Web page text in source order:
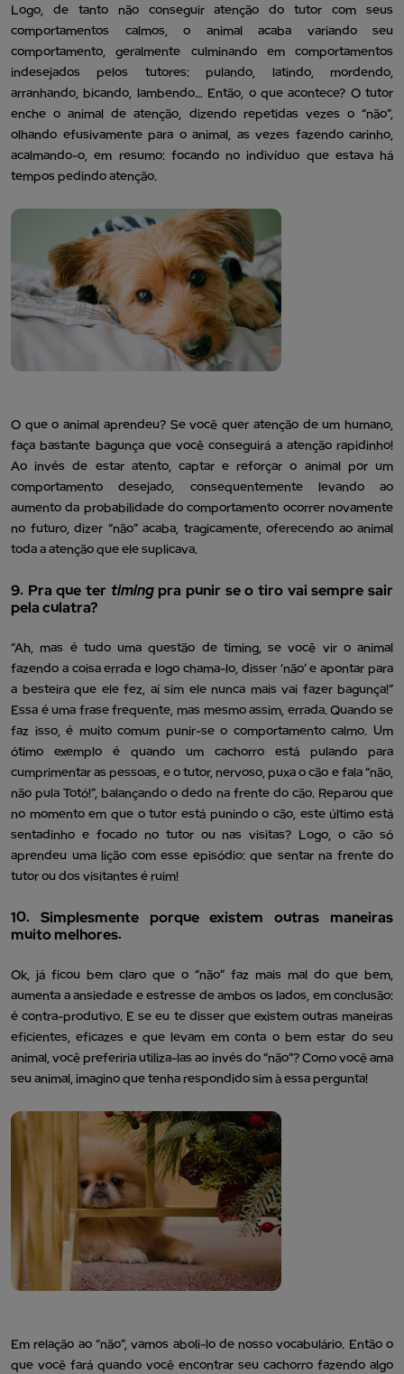
Logo, de tanto não conseguir atenção do tutor com seus
comportamentos calmos, o animal acaba variando seu
comportamento, geralmente culminando em comportamentos
indesejados pelos tutores: pulando, latindo, mordendo,
arranhando, bicando, lambendo… Então, o que acontece? O tutor
enche o animal de atenção, dizendo repetidas vezes o “não”,
olhando efusivamente para o animal, as vezes fazendo carinho,
acalmando-o, em resumo: focando no indivíduo que estava há
tempos pedindo atenção.
O que o animal aprendeu? Se você quer atenção de um humano,
faça bastante bagunça que você conseguirá a atenção rapidinho!
Ao invés de estar atento, captar e reforçar o animal por um
comportamento desejado, consequentemente levando ao
aumento da probabilidade do comportamento ocorrer novamente
no futuro, dizer “não” acaba, tragicamente, oferecendo ao animal
toda a atenção que ele suplicava.
9. Pra que ter timingpra punir se o tiro vai sempre sair
pela culatra?
“Ah, mas é tudo uma questão de timing, se você vir o animal
fazendo a coisa errada e logo chama-lo, disser ‘não’ e apontar para
a besteira que ele fez, aí sim ele nunca mais vai fazer bagunça!”
Essa é uma frase frequente, mas mesmo assim, errada. Quando se
faz isso, é muito comum punir-se o comportamento calmo. Um
ótimo exemplo é quando um cachorro está pulando para
cumprimentar as pessoas, e o tutor, nervoso, puxa o cão e fala “não,
não pula Totó!”, balançando o dedo na frente do cão. Reparou que
no momento em que o tutor está punindo o cão, este último está
sentadinho e focado no tutor ou nas visitas? Logo, o cão só
aprendeu uma lição com esse episódio: que sentar na frente do
tutor ou dos visitantes é ruim!
10. Simplesmente porque existem outras maneiras
muito melhores.
Ok, já ficou bem claro que o “não” faz mais mal do que bem,
aumenta a ansiedade e estresse de ambos os lados, em conclusão:
é contra-produtivo. E se eu te disser que existem outras maneiras
eficientes, eficazes e que levam em conta o bem estar do seu
animal, você preferiria utiliza-las ao invés do “não”? Como você ama
seu animal, imagino que tenha respondido sim à essa pergunta!
Em relação ao “não”, vamos aboli-lo de nosso vocabulário. Então o
que você fará quando você encontrar seu cachorro fazendo algo